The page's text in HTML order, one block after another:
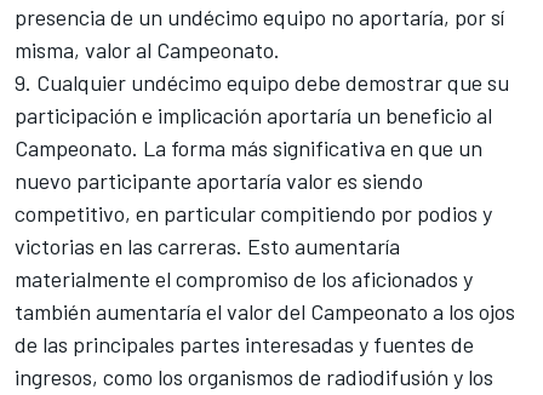
presencia de un undécimo equipo no aportaría, por sí
misma, valor al Campeonato.
9. Cualquier undécimo equipo debe demostrar que su
participación e implicación aportaría un beneficio al
Campeonato. La forma más significativa en que un
nuevo participante aportaría valor es siendo
competitivo, en particular compitiendo por podios y
victorias en las carreras. Esto aumentaría
materialmente el compromiso de los aficionados y
también aumentaría el valor del Campeonato a los ojos
de las principales partes interesadas y fuentes de
ingresos, como los organismos de radiodifusión y los